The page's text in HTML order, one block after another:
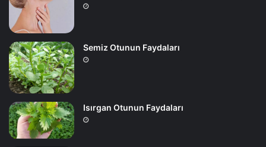
Semiz Otunun Faydaları
Isırgan Otunun Faydaları